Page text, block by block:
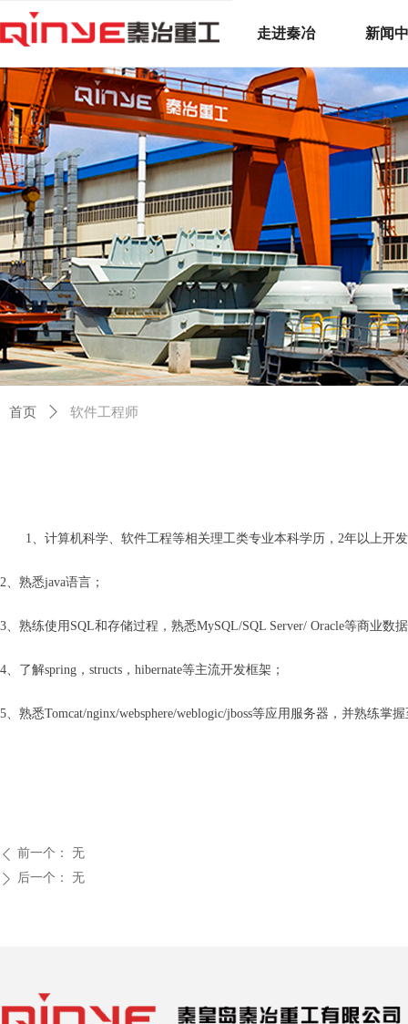
走进秦冶 新闻
首页 ꄲ 软件工程师
1、计算机科学、软件工程等相关理工类专业本科学历，2年以上开
2、熟悉java语言；
3、熟练使用SQL和存储过程，熟悉MySQL/SQL Server/ Oracle等商业数
4、了解spring，structs，hibernate等主流开发框架；
5、熟悉Tomcat/nginx/websphere/weblogic/jboss等应用服务器，并熟练
ꄴ 前一个： 无
ꄲ 后一个： 无